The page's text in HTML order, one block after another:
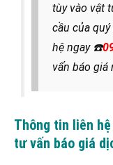
tùy vào vật
cầu của
hệ ngay ☎️
vấn báo giá
Thông tin liên
tư vấn báo giá